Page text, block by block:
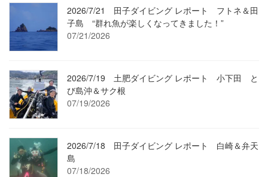
2026/7/21 田子ダイビング レポート フトネ＆田
子島 “群れ魚が楽しくなってきました！”
07/21/2026
2026/7/19 土肥ダイビング レポート 小下田 と
び島沖＆サク根
07/19/2026
2026/7/18 田子ダイビング レポート 白崎＆弁天
島
07/18/2026